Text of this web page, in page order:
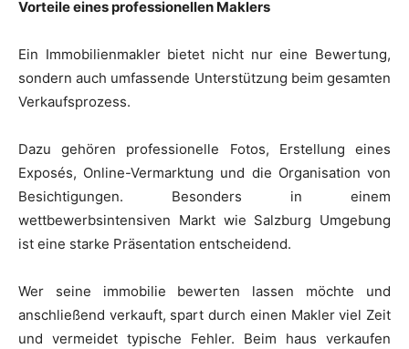
Vorteile eines professionellen Maklers
Ein Immobilienmakler bietet nicht nur eine Bewertung,
sondern auch umfassende Unterstützung beim gesamten
Verkaufsprozess.
Dazu gehören professionelle Fotos, Erstellung eines
Exposés, Online-Vermarktung und die Organisation von
Besichtigungen. Besonders in einem
wettbewerbsintensiven Markt wie Salzburg Umgebung
ist eine starke Präsentation entscheidend.
Wer seine immobilie bewerten lassen möchte und
anschließend verkauft, spart durch einen Makler viel Zeit
und vermeidet typische Fehler. Beim haus verkaufen